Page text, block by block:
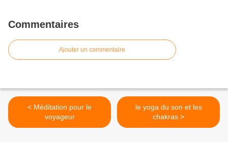
Commentaires
Ajouter un commentaire
< Méditation pour le
voyageur
le yoga du son et les
chakras >